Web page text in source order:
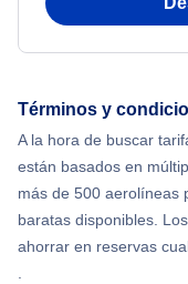
Flights from
Flights from Nueva
Flights from Nueva
Términos y
A la hora de buscar
están basados en
más de 500 aerolíneas
baratas disponibles.
ahorrar en reservas